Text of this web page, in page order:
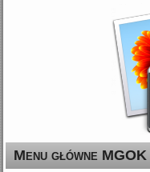
Menu główne MGOK